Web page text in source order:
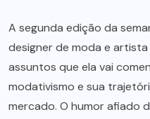
A segunda edição da
designer de moda e
assuntos que ela vai
modativismo e sua
mercado. O humor afiado